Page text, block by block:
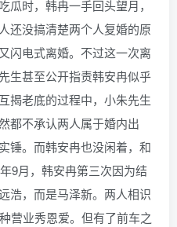
瓜时，韩冉一手回头望月，
还没搞清楚两个人复婚的原
闪电式离婚。不过这一次离
生甚至公开指责韩安冉似乎
揭老底的过程中，小朱先生
都不承认两人属于婚内出
锤。而韩安冉也没闲着，和
9月，韩安冉第三次因为结
浩，而是马泽新。两人相识
营业秀恩爱。但有了前车之